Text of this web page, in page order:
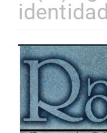
Barra
lateral
de